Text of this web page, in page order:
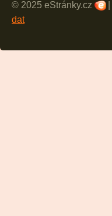
© 2025 eStránky.cz
dat